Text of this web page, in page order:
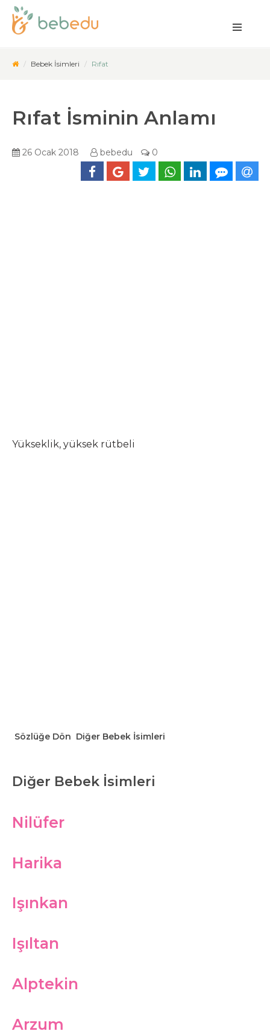
Bebek İsimleri Rıfat
Rıfat İsminin Anlamı
26 Ocak 2018 bebedu 0
Yükseklik, yüksek rütbeli
Sözlüğe Dön Diğer Bebek İsimleri
Diğer Bebek İsimleri
Nilüfer
Harika
Işınkan
Işıltan
Alptekin
Arzum